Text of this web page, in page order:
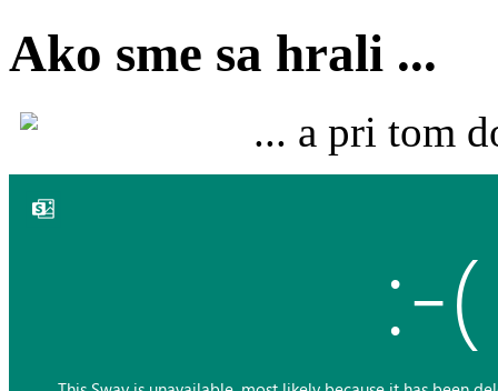
Ako sme sa hrali ...
... a pri tom